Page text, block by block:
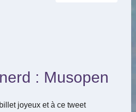
: Musopen
joyeux et à ce tweet